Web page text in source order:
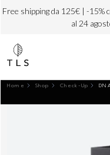
Free shipping da 125€ | -15%
al 24
Home Shop Check-Up